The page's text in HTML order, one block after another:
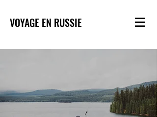
VOYAGE EN RUSSIE